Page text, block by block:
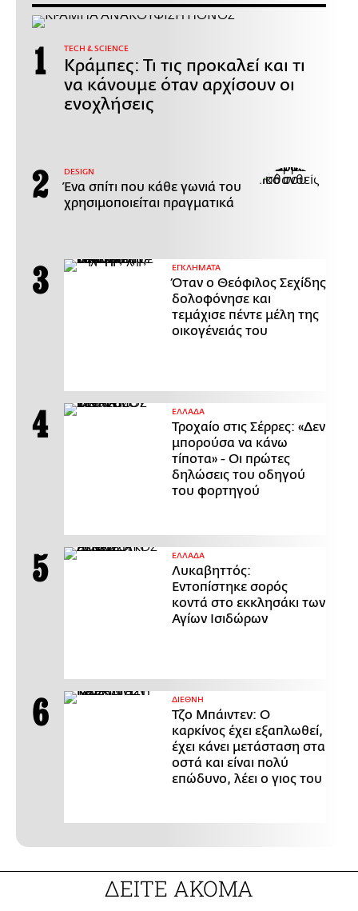
ΤECH & SCIENCE
Κράμπες: Τι τις προκαλεί και τι
να κάνουμε όταν αρχίσουν οι
ενοχλήσεις
DESIGN
Ένα σπίτι που κάθε γωνιά του
χρησιμοποιείται πραγματικά
ΕΓΚΛΗΜΑΤΑ
Όταν ο Θεόφιλος Σεχίδης
δολοφόνησε και
τεμάχισε πέντε μέλη της
οικογένειάς του
ΕΛΛΑΔΑ
Τροχαίο στις Σέρρες: «Δεν
μπορούσα να κάνω
τίποτα» - Οι πρώτες
δηλώσεις του οδηγού
του φορτηγού
ΕΛΛΑΔΑ
Λυκαβηττός:
Εντοπίστηκε σορός
κοντά στο εκκλησάκι των
Αγίων Ισιδώρων
ΔΙΕΘΝΗ
Τζο Μπάιντεν: Ο
καρκίνος έχει εξαπλωθεί,
έχει κάνει μετάσταση στα
οστά και είναι πολύ
επώδυνο, λέει ο γιος του
ΔΕΙΤΕ ΑΚΟΜΑ